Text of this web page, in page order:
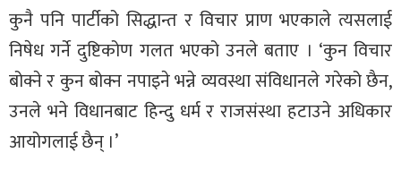
कुनै पनि पार्टीको सिद्धान्त र विचार प्राण भएकाले त्यसलाई
निषेध गर्ने दुष्टिकोण गलत भएको उनले बताए । ‘कुन विचार
बोक्ने र कुन बोक्न नपाइने भन्ने व्यवस्था संविधानले गरेको छैन,
उनले भने विधानबाट हिन्दु धर्म र राजसंस्था हटाउने अधिकार
आयोगलाई छैन् ।’